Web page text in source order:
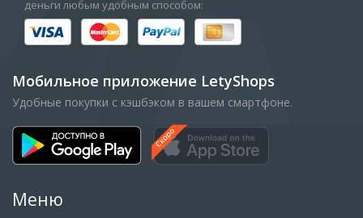
деньги любым удобным способом:
Мобильное приложение LetyShops
Удобные покупки с кэшбэком в вашем смартфоне.
Меню